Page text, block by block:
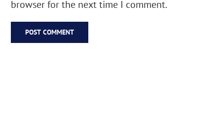
browser for the next time I comment.